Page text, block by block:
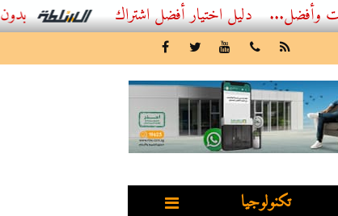
أفضل اشتراك IPTV بدون تقطيع 2026 – دليل المشاهد العصري
تكنولوجيا